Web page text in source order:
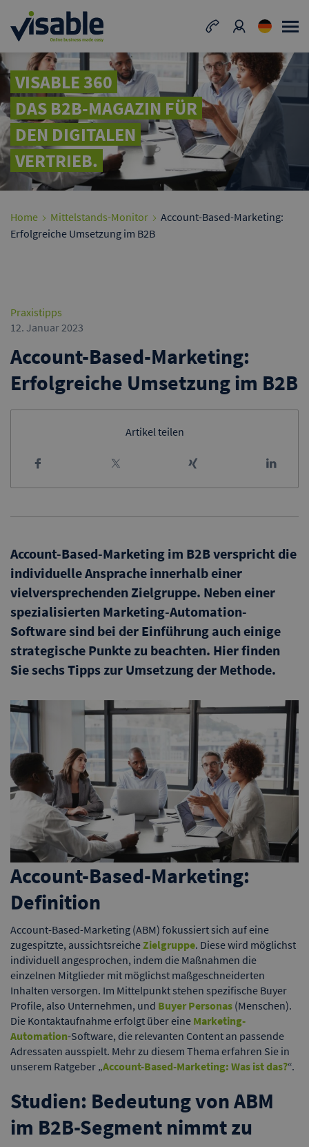
VISABLE 360
DAS B2B-MAGAZIN FÜR
DEN DIGITALEN
VERTRIEB.
Home Mittelstands-Monitor
Account-Based-Marketing:
Erfolgreiche Umsetzung im B2B
Praxistipps
12. Januar 2023
Account-Based-Marketing:
Erfolgreiche Umsetzung im B2B
Artikel teilen
Account-Based-Marketing im B2B verspricht die
individuelle Ansprache innerhalb einer
vielversprechenden Zielgruppe. Neben einer
spezialisierten Marketing-Automation-
Software sind bei der Einführung auch einige
strategische Punkte zu beachten. Hier finden
Sie sechs Tipps zur Umsetzung der Methode.
Account-Based-Marketing:
Definition
Account-Based-Marketing (ABM) fokussiert sich auf eine
zugespitzte, aussichtsreicheZielgruppe. Diese wird möglichst
individuell angesprochen, indem die Maßnahmen die
einzelnen Mitglieder mit möglichst maßgeschneiderten
Inhalten versorgen. Im Mittelpunkt stehen spezifische Buyer
Profile, also Unternehmen, und Buyer Personas (Menschen).
Die Kontaktaufnahme erfolgt über eine Marketing-
Automation-Software, die relevanten Content an passende
Adressaten ausspielt. Mehr zu diesem Thema erfahren Sie in
unserem Ratgeber „Account-Based-Marketing: Was ist das?“.
Studien: Bedeutung von ABM
im B2B-Segment nimmt zu